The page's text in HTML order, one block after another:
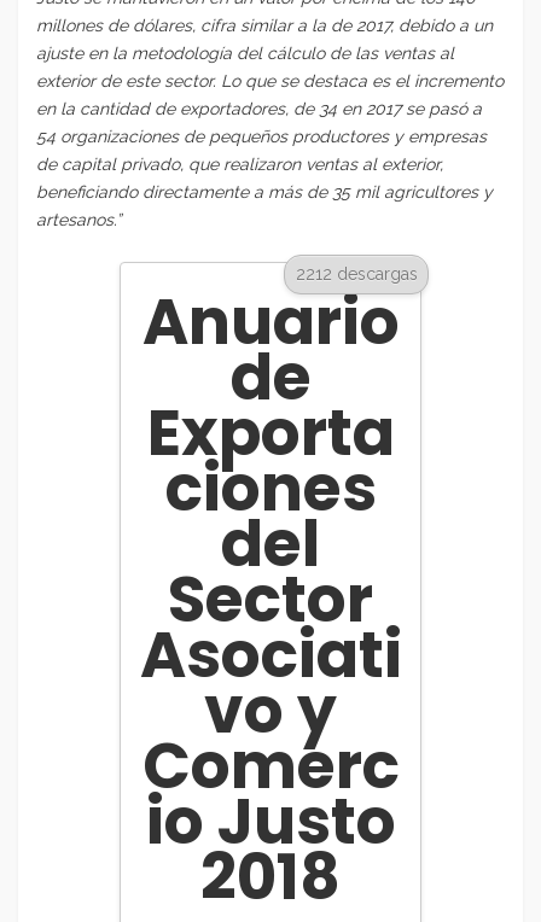
millones de dólares, cifra similar a la de 2017, debido a un
ajuste en la metodología del cálculo de las ventas al
exterior de este sector. Lo que se destaca es el incremento
en la cantidad de exportadores, de 34 en 2017 se pasó a
54 organizaciones de pequeños productores y empresas
de capital privado, que realizaron ventas al exterior,
beneficiando directamente a más de 35 mil agricultores y
artesanos.”
2212 descargas
Anuario
de
Exporta
ciones
del
Sector
Asociati
vo y
Comerc
io Justo
2018